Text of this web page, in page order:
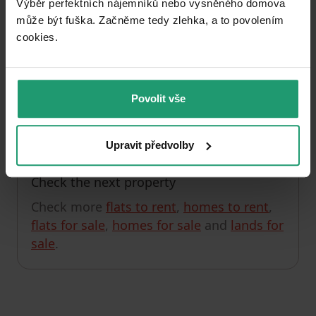
Výběr perfektních nájemníků nebo vysněného domova
může být fuška. Začněme tedy zlehka, a to povolením
cookies.​
Povolit vše
Upravit předvolby
section.
You can check out, for example, the listings in
Landkreis Harz
Check the next property
Check more flats to rent, homes to rent,
flats for sale, homes for sale and lands for
sale.